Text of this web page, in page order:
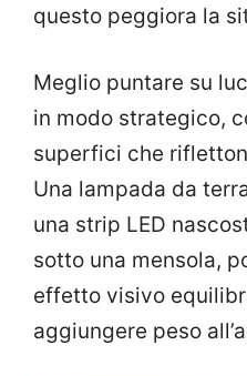
questo peggiora la
Meglio puntare su
in modo strategico,
superfici che
Una lampada da
una strip LED
sotto una mensola,
effetto visivo
aggiungere peso